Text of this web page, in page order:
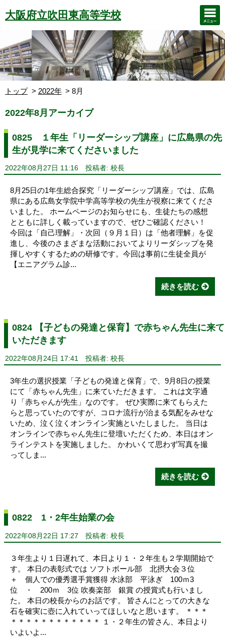
大阪府立吹田東高等学校
トップ 2022年 8月
2022年8月アーカイブ
0825 １年生「リーダーシップ講座」に広島県の先
生が見学に来てくださいました
2022年08月27日 11:16 投稿者: 校長
8月25日の1年生総合探究「リーダーシップ講座」では、広島
県にある広島女学院中学高等学校の先生が視察に来てくださ
いました。 ホームページのお知らせにも、生徒たちの感想
とともに詳しく載っていますので、ぜひご確認ください！
今回は「自己理解」・次回（９月１日）は「他者理解」を促
進し、今後のさまざまな活動においてよりリーダシップを発
揮しやすくするための研修です。今回は事前に生徒全員が
【エニアグラム診...
続きを読む
0824 【子どもの発達と保育】で赤ちゃん先生に来て
いただきます
2022年08月24日 17:41 投稿者: 校長
3年生の選択授業「子どもの発達と保育」で、9月8日の授業
にて「赤ちゃん先生」に来ていただきます。 これは文字通
り「赤ちゃんが先生」なのです。 ぜひ実際に来てもらえた
らと思っていたのですが、コロナ流行が治まる気配をみせな
いため、泣く泣くオンライン実施といたしました。 当日は
オンラインで赤ちゃん先生に登壇いただくため、本日はオン
ラインテストを実施しました。 かわいくて思わず写真を撮
ってしま...
続きを読む
0822 1・2年生始業の会
2022年08月22日 17:27 投稿者: 校長
３年生より１日遅れて、本日より１・２年生も２学期開始で
す。 本日の表彰式では ソフトボール部 北摂大会３位
＋ 個人での優秀選手賞獲得 水泳部 平泳ぎ 100ｍ3
位 ・ 200ｍ 3位 吹奏楽部 銀賞 の授賞式も行いまし
た。 本日の校長からのお話です。 皆さんにとっての大きな
石を確実に壺に入れていってほしいなと思います。 ＊＊＊
＊＊＊＊＊＊＊＊＊＊＊＊ １・２年生の皆さん、本日より
いよいよ...